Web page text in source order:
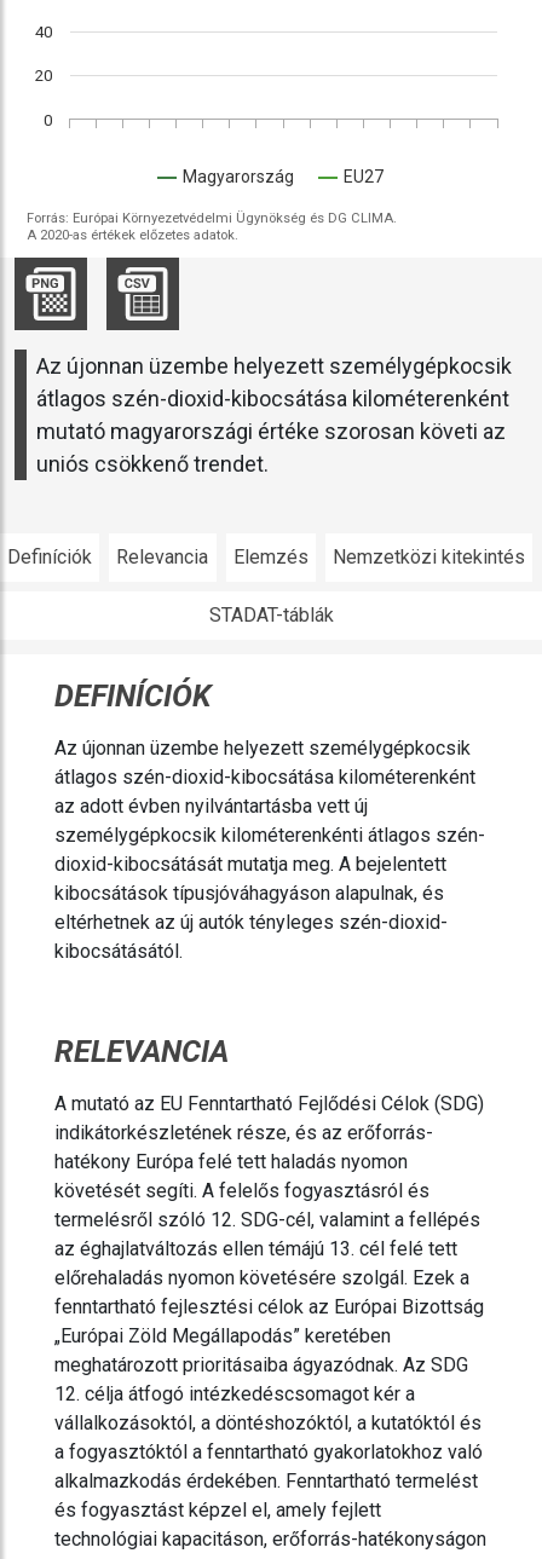
Forrás: Európai Környezetvédelmi Ügynökség és DG CLIMA.
A 2020-as értékek előzetes adatok.
Magyarország EU27
0
20
40
Az újonnan üzembe helyezett személygépkocsik
átlagos szén-dioxid-kibocsátása kilométerenként
mutató magyarországi értéke szorosan követi az
uniós csökkenő trendet.
Definíciók Relevancia Elemzés Nemzetközi kitekintés
STADAT-táblák
DEFINÍCIÓK
Az újonnan üzembe helyezett személygépkocsik
átlagos szén-dioxid-kibocsátása kilométerenként
az adott évben nyilvántartásba vett új
személygépkocsik kilométerenkénti átlagos szén-
dioxid-kibocsátását mutatja meg. A bejelentett
kibocsátások típusjóváhagyáson alapulnak, és
eltérhetnek az új autók tényleges szén-dioxid-
kibocsátásától.
RELEVANCIA
A mutató az EU Fenntartható Fejlődési Célok (SDG)
indikátorkészletének része, és az erőforrás-
hatékony Európa felé tett haladás nyomon
követését segíti. A felelős fogyasztásról és
termelésről szóló 12. SDG-cél, valamint a fellépés
az éghajlatváltozás ellen témájú 13. cél felé tett
előrehaladás nyomon követésére szolgál. Ezek a
fenntartható fejlesztési célok az Európai Bizottság
„Európai Zöld Megállapodás” keretében
meghatározott prioritásaiba ágyazódnak. Az SDG
12. célja átfogó intézkedéscsomagot kér a
vállalkozásoktól, a döntéshozóktól, a kutatóktól és
a fogyasztóktól a fenntartható gyakorlatokhoz való
alkalmazkodás érdekében. Fenntartható termelést
és fogyasztást képzel el, amely fejlett
technológiai kapacitáson, erőforrás-hatékonyságon